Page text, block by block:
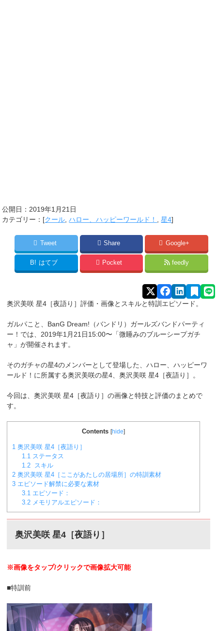
公開日： 2019年1月21日
カテゴリー：[クール ,ハロー、ハッピーワールド！ ,星4]
Tweet Share Google+
B! はてブ Pocket feedly
奥沢美咲 星4［夜語り］評価・画像とスキルと特訓エピソード。
ガルパこと、BanG Dream!（バンドリ）ガールズバンドパーティ
ー！では、2019年1月21日15:00〜「微睡みのブルーシープガチ
ャ」が開催されます。
そのガチャの星4のメンバーとして登場した、ハロー、ハッピーワ
ールド！に所属する奥沢美咲の星4、奥沢美咲 星4［夜語り］。
今回は、奥沢美咲 星4［夜語り］の画像と特技と評価のまとめで
す。
Contents [hide]
1 奥沢美咲 星4［夜語り］
1.1 ステータス
1.2 スキル
2 奥沢美咲 星4［ここがあたしの居場所］の特訓素材
3 エピソード解禁に必要な素材
3.1 エピソード：
3.2 メモリアルエピソード：
奥沢美咲 星4［夜語り］
※画像をタップ/クリックで画像拡大可能
■特訓前